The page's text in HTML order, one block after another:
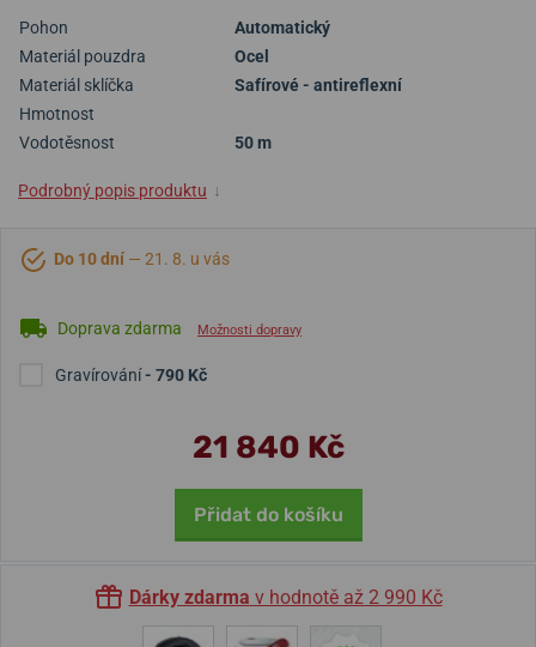
Pohon
Automatický
Materiál pouzdra
Ocel
Materiál sklíčka
Safírové - antireflexní
Hmotnost
Vodotěsnost
50 m
Podrobný popis produktu ↓
Do 10 dní — 21. 8. u vás
Doprava zdarma Možnosti dopravy
Gravírování- 790 Kč
21 840 Kč
Přidat do košíku
Dárky zdarma v hodnotě až 2 990 Kč